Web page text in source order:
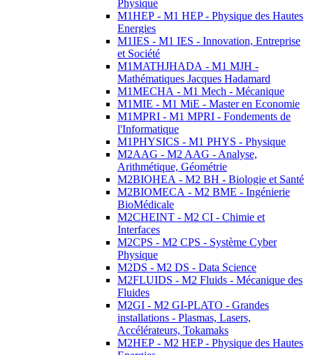
Physique
M1HEP - M1 HEP - Physique des Hautes
Energies
M1IES - M1 IES - Innovation, Entreprise
et Société
M1MATHJHADA - M1 MJH -
Mathématiques Jacques Hadamard
M1MECHA - M1 Mech - Mécanique
M1MIE - M1 MiE - Master en Economie
M1MPRI - M1 MPRI - Fondements de
l'Informatique
M1PHYSICS - M1 PHYS - Physique
M2AAG - M2 AAG - Analyse,
Arithmétique, Géométrie
M2BIOHEA - M2 BH - Biologie et Santé
M2BIOMECA - M2 BME - Ingénierie
BioMédicale
M2CHEINT - M2 CI - Chimie et
Interfaces
M2CPS - M2 CPS - Système Cyber
Physique
M2DS - M2 DS - Data Science
M2FLUIDS - M2 Fluids - Mécanique des
Fluides
M2GI - M2 GI-PLATO - Grandes
installations - Plasmas, Lasers,
Accélérateurs, Tokamaks
M2HEP - M2 HEP - Physique des Hautes